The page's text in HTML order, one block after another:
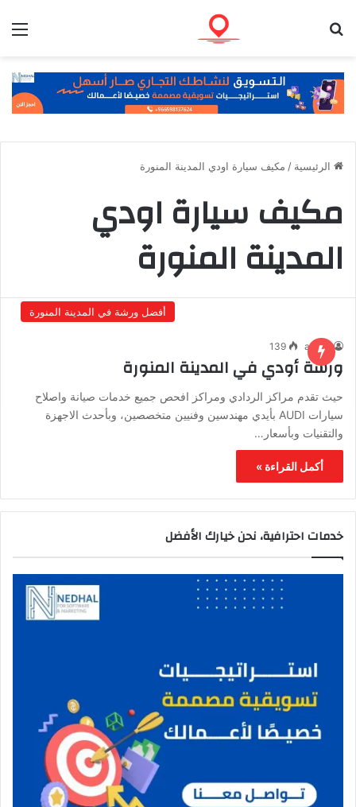
الرئيسية / مكيف سيارة اودي المدينة المنورة
مكيف سيارة اودي
المدينة المنورة
أفضل ورشة في المدينة المنورة
admin
139
ورشة أودي في المدينة المنورة
حيث تقدم مراكز الردادي ومراكز افحص جميع خدمات صيانة واصلاح
سيارات AUDI بأيدي مهندسين وفنيين متخصصين، وبأحدث الاجهزة
والتقنيات وبأسعار…
أكمل القراءة »
خدمات احترافية، نحن خيارك الأفضل